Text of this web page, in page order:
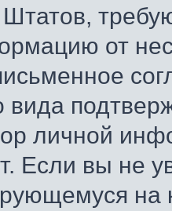
от
вида
личной
Если вы не